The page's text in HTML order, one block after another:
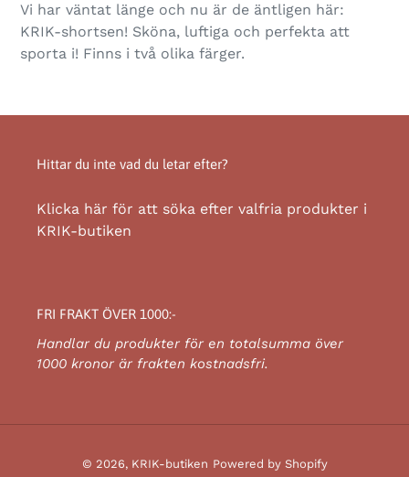
Vi har väntat länge och nu är de äntligen här:
KRIK-shortsen! Sköna, luftiga och perfekta att
sporta i! Finns i två olika färger.
Hittar du inte vad du letar efter?
Klicka här för att söka efter valfria produkter i
KRIK-butiken
FRI FRAKT ÖVER 1000:-
Handlar du produkter för en totalsumma över
1000 kronor är frakten kostnadsfri.
© 2026, KRIK-butiken Powered by Shopify